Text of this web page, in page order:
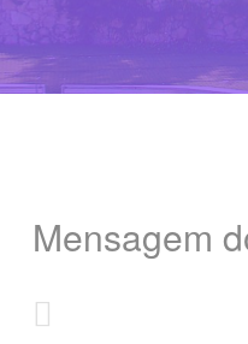
Mensagem